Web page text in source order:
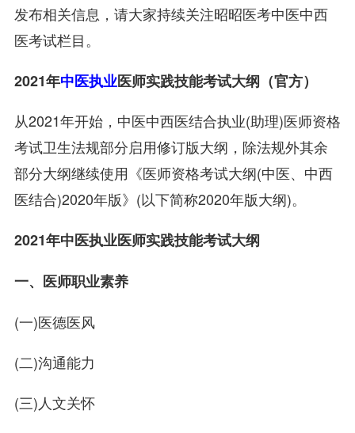
发布相关信息，请大家持续关注昭昭医考中医中西
医考试栏目。
2021年中医执业医师实践技能考试大纲（官方）
从2021年开始，中医中西医结合执业(助理)医师资格
考试卫生法规部分启用修订版大纲，除法规外其余
部分大纲继续使用《医师资格考试大纲(中医、中西
医结合)2020年版》(以下简称2020年版大纲)。
2021年中医执业医师实践技能考试大纲
一、医师职业素养
(一)医德医风
(二)沟通能力
(三)人文关怀